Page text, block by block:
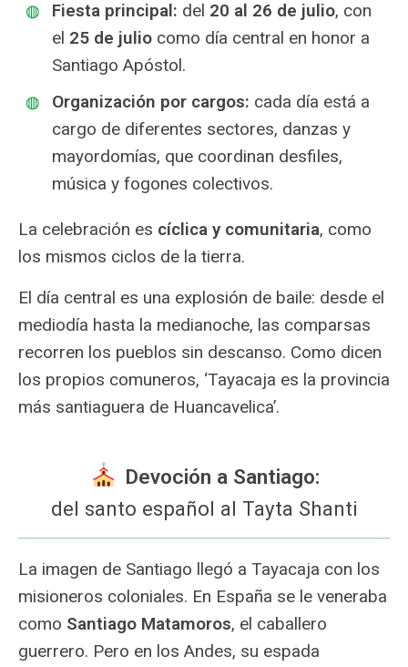
Fiesta principal: del 20 al 26 de julio, con
el 25 de julio como día central en honor a
Santiago Apóstol.
Organización por cargos: cada día está a
cargo de diferentes sectores, danzas y
mayordomías, que coordinan desfiles,
música y fogones colectivos.
La celebración es cíclica y comunitaria, como
los mismos ciclos de la tierra.
El día central es una explosión de baile: desde el
mediodía hasta la medianoche, las comparsas
recorren los pueblos sin descanso. Como dicen
los propios comuneros, ‘Tayacaja es la provincia
más santiaguera de Huancavelica’.
Devoción a Santiago:
del santo español al Tayta Shanti
La imagen de Santiago llegó a Tayacaja con los
misioneros coloniales. En España se le veneraba
como Santiago Matamoros, el caballero
guerrero. Pero en los Andes, su espada